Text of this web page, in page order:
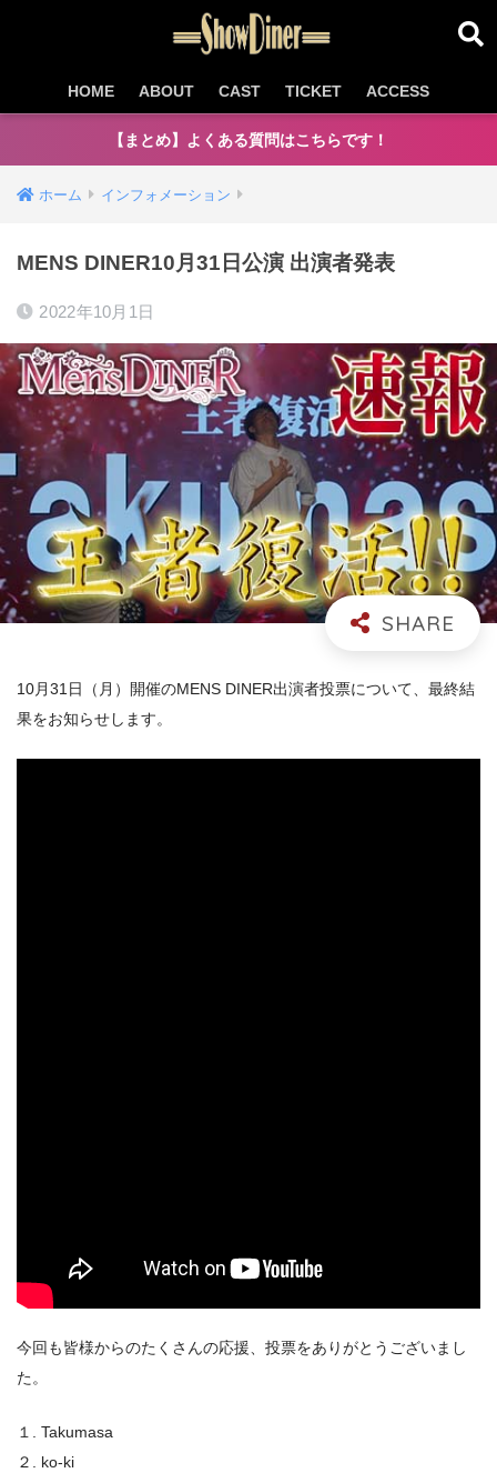
HOME ABOUT CAST TICKET ACCESS
【まとめ】よくある質問はこちらです！
ホーム インフォメーション
MENS DINER10月31日公演 出演者発表
2022年10月1日
10月31日（月）開催のMENS DINER出演者投票について、最終結
果をお知らせします。
今回も皆様からのたくさんの応援、投票をありがとうございまし
た。
１. Takumasa
２. ko-ki